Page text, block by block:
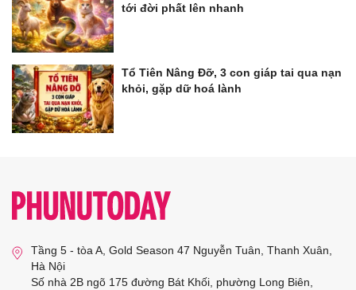
tới đời phất lên nhanh
Tổ Tiên Nâng Đỡ, 3 con giáp tai qua nạn
khỏi, gặp dữ hoá lành
Tầng 5 - tòa A, Gold Season 47 Nguyễn Tuân, Thanh Xuân,
Hà Nội
Số nhà 2B ngõ 175 đường Bát Khối, phường Long Biên,